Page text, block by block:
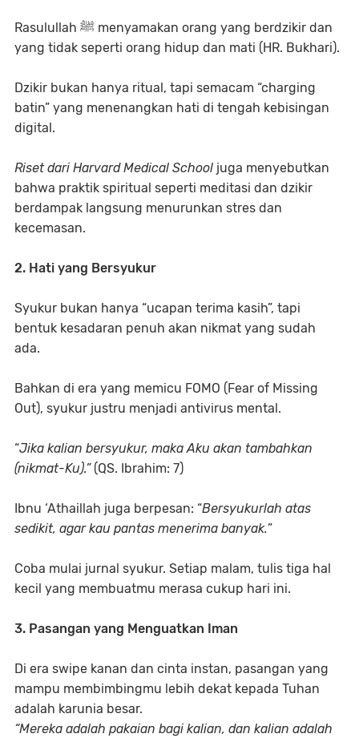
Rasulullah ﷺ menyamakan orang yang berdzikir dan
yang tidak seperti orang hidup dan mati (HR. Bukhari).
Dzikir bukan hanya ritual, tapi semacam “charging
batin” yang menenangkan hati di tengah kebisingan
digital.
Riset dari Harvard Medical School juga menyebutkan
bahwa praktik spiritual seperti meditasi dan dzikir
berdampak langsung menurunkan stres dan
kecemasan.
2. Hati yang Bersyukur
Syukur bukan hanya “ucapan terima kasih”, tapi
bentuk kesadaran penuh akan nikmat yang sudah
ada.
Bahkan di era yang memicu FOMO (Fear of Missing
Out), syukur justru menjadi antivirus mental.
“Jika kalian bersyukur, maka Aku akan tambahkan
(nikmat-Ku).”(QS. Ibrahim: 7)
Ibnu ‘Athaillah juga berpesan: “Bersyukurlah atas
sedikit, agar kau pantas menerima banyak.”
Coba mulai jurnal syukur. Setiap malam, tulis tiga hal
kecil yang membuatmu merasa cukup hari ini.
3. Pasangan yang Menguatkan Iman
Di era swipe kanan dan cinta instan, pasangan yang
mampu membimbingmu lebih dekat kepada Tuhan
adalah karunia besar.
“Mereka adalah pakaian bagi kalian, dan kalian adalah